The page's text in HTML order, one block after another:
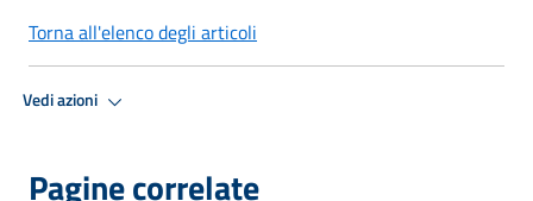
Torna all'elenco degli articoli
Vedi azioni
Pagine correlate